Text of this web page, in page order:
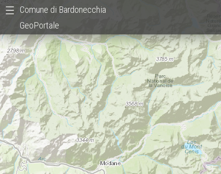
Comune di Bardonecchia
GeoPortale